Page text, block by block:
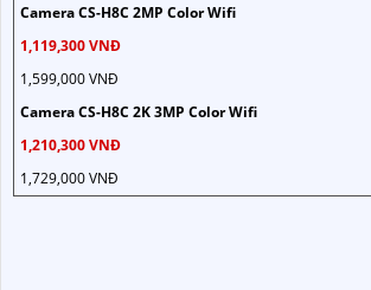
Camera CS-H8C 2MP Color Wifi
1,119,300 VNĐ
1,599,000 VNĐ
Camera CS-H8C 2K 3MP Color Wifi
1,210,300 VNĐ
1,729,000 VNĐ